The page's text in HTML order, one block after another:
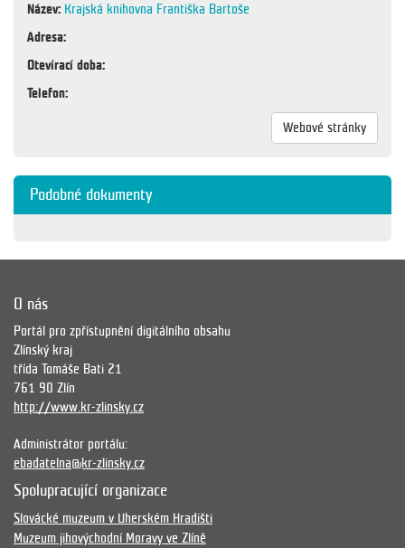
Název: Krajská knihovna Františka Bartoše
Adresa:
Otevírací doba:
Telefon:
Webové stránky
Podobné dokumenty
O nás
Portál pro zpřístupnění digitálního obsahu
Zlínský kraj
třída Tomáše Bati 21
761 90 Zlín
http://www.kr-zlinsky.cz
Administrátor portálu:
ebadatelna@kr-zlinsky.cz
Spolupracující organizace
Slovácké muzeum v Uherském Hradišti
Muzeum jihovýchodní Moravy ve Zlíně